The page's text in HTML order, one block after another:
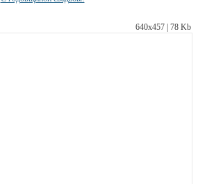
640х457 | 78 Kb